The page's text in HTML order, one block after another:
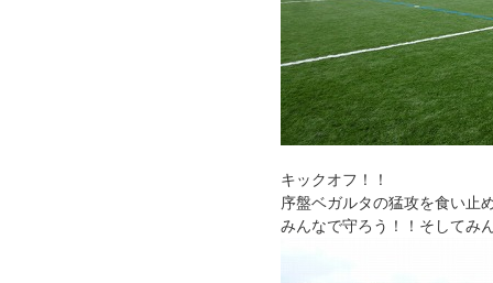
キックオフ！！
序盤ベガルタの猛攻を食い止
みんなで守ろう！！そしてみ